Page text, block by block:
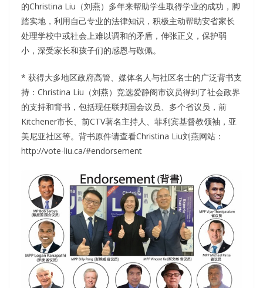
的Christina Liu（刘燕）多年来帮助学生取得学业的成功，脚
踏实地，利用自己专业的法律知识，积极主动帮助安省家长
处理学校中或社会上难以调和的矛盾，伸张正义，保护弱
小，深受家长和孩子们的感恩与敬佩。
* 获得大多地区政府高管、媒体名人与社区名士的广泛背书支
持：Christina Liu（刘燕）竞选爱静阁市议员得到了社会政界
的支持和背书，包括现任联邦国会议员、多个省议员，前
Kitchener市长、前CTV著名主持人、菲利宾基督教领袖，亚
美尼亚社区等。背书原件请查看Christina Liu刘燕网站：
http://vote-liu.ca/#endorsement